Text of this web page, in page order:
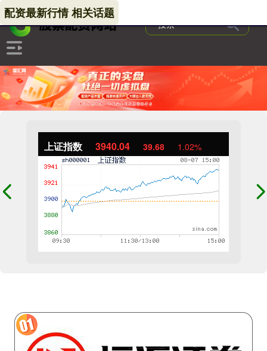
上证指数 3940.04 39.68 1.02%
配资最新行情 相关话题